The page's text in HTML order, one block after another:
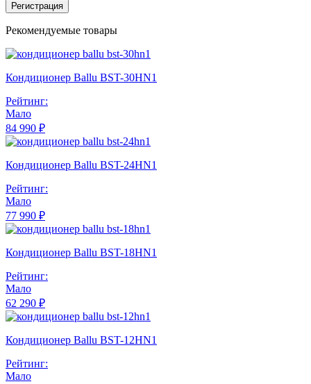
Регистрация
Рекомендуемые товары
Кондиционер Ballu BST-30HN1
Рейтинг:
Мало
84 990 ₽
Кондиционер Ballu BST-24HN1
Рейтинг:
Мало
77 990 ₽
Кондиционер Ballu BST-18HN1
Рейтинг:
Мало
62 290 ₽
Кондиционер Ballu BST-12HN1
Рейтинг:
Мало